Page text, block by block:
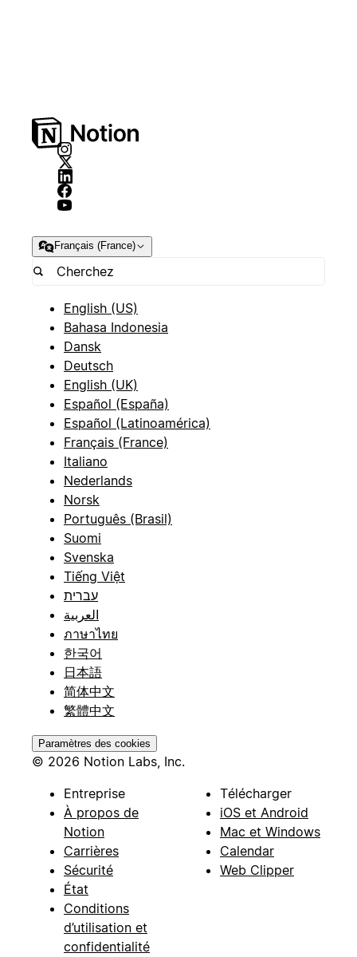
Français (France)
English (US)
Bahasa Indonesia
Dansk
Deutsch
English (UK)
Español (España)
Español (Latinoamérica)
Français (France)
Italiano
Nederlands
Norsk
Português (Brasil)
Suomi
Svenska
Tiếng Việt
עברית
العربية
ภาษาไทย
한국어
日本語
简体中文
繁體中文
Paramètres des cookies
© 2026 Notion Labs, Inc.
Entreprise
À propos de
Notion
Carrières
Sécurité
État
Conditions
d’utilisation et
confidentialité
Télécharger
iOS et Android
Mac et Windows
Calendar
Web Clipper